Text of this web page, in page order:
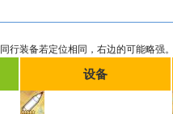
行装备若定位相同，右边的可能略强。
设备